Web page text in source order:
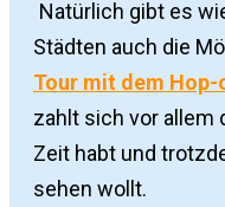
Natürlich gibt es
Städten auch die
Tour mit dem
zahlt sich vor allem
Zeit habt und
sehen wollt.